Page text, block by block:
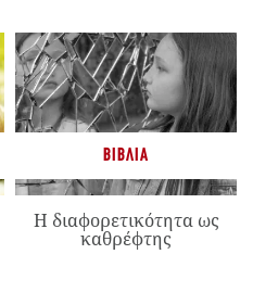
ΒΙΒΛΊΑ
Η διαφορετικότητα ως
καθρέφτης